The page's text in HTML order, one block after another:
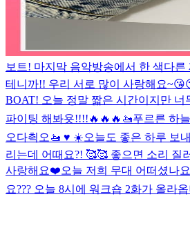
보트! 마지막 음악방송에서 한 색다
테니까!! 우리 서로 많이 사랑해요
BOAT! 오늘 정말 짧은 시간이지만
파이팅 해봐욧!!!!🔥🔥🔥 🚤푸르른 하
오다쵝오 🚤 ♥️ ☀️오늘도 좋은 하루 보
리는데 어때요?! 🥰🥰 좋으면 소리 질
사랑해요❤️오늘 저희 무대 어떠셨나
요??? 오늘 8시에 워크숍 2화가 올라